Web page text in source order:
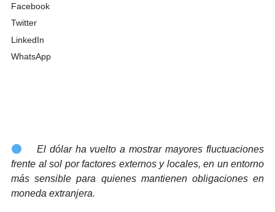
Facebook
Twitter
LinkedIn
WhatsApp
El dólar ha vuelto a mostrar mayores fluctuaciones
frente al sol por factores externos y locales, en un entorno
más sensible para quienes mantienen obligaciones en
moneda extranjera.